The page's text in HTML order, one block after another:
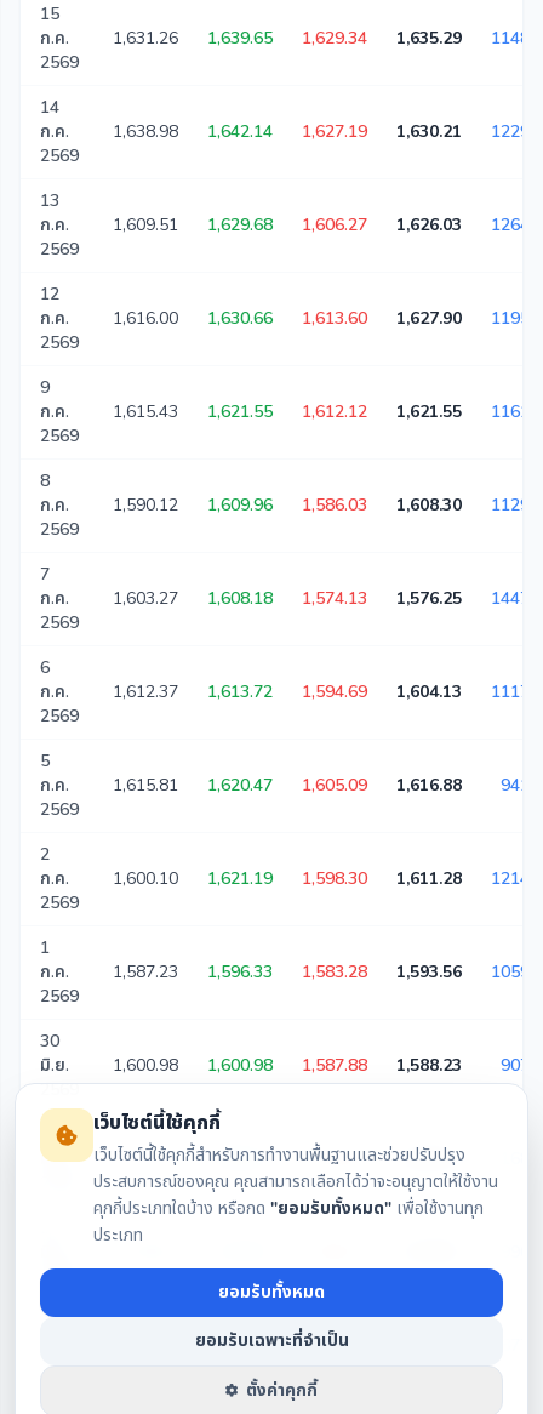
15
ก.ค.
2569
1,631.26 1,639.65 1,629.34 1,635.29
14
ก.ค.
2569
1,638.98 1,642.14 1,627.19 1,630.21
13
ก.ค.
2569
1,609.51 1,629.68 1,606.27 1,626.03
12
ก.ค.
2569
1,616.00 1,630.66 1,613.60 1,627.90
9
ก.ค.
2569
1,615.43 1,621.55 1,612.12 1,621.55
8
ก.ค.
2569
1,590.12 1,609.96 1,586.03 1,608.30
7
ก.ค.
2569
1,603.27 1,608.18 1,574.13 1,576.25
6
ก.ค.
2569
1,612.37 1,613.72 1,594.69 1,604.13
5
ก.ค.
2569
1,615.81 1,620.47 1,605.09 1,616.88
2
ก.ค.
2569
1,600.10 1,621.19 1,598.30 1,611.28
1
ก.ค.
2569
1,587.23 1,596.33 1,583.28 1,593.56
30
มิ.ย.
2569
1,600.98 1,600.98 1,587.88 1,588.23
29
มิ.ย.
1,576.95 1,595.23 1,576.00 1,591.24
2569
25
2569
1,549.82 1,537.96
เว็บไซต์นี้ใช้คุกกี้
เว็บไซต์นี้ใช้คุกกี้สำหรับการทำงานพื้นฐานและช่วยปรับปรุง
ประสบการณ์ของคุณ คุณสามารถเลือกได้ว่าจะอนุญาตให้ใช้งาน
คุกกี้ประเภทใดบ้าง หรือกด "ยอมรับทั้งหมด" เพื่อใช้งานทุก
ประเภท
ยอมรับทั้งหมด
ยอมรับเฉพาะที่จำเป็น
ตั้งค่าคุกกี้